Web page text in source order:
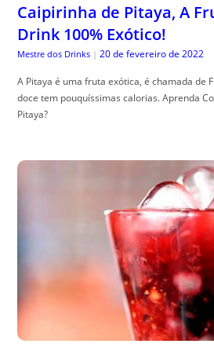
Caipirinha de Pitaya, A
Drink 100% Exótico!
Mestre dos Drinks | 20 de fevereiro de 2022
A Pitaya é uma fruta exótica, é chamada de
doce tem pouquíssimas calorias. Aprenda
Pitaya?